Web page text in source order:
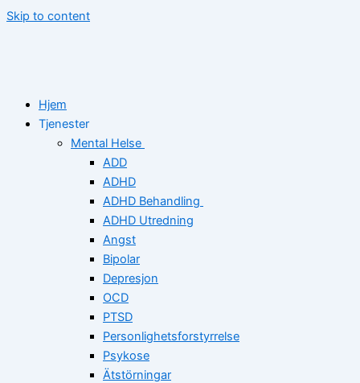
Skip to content
Hjem
Tjenester
Mental Helse
ADD
ADHD
ADHD Behandling
ADHD Utredning
Angst
Bipolar
Depresjon
OCD
PTSD
Personlighetsforstyrrelse
Psykose
Ätstörningar